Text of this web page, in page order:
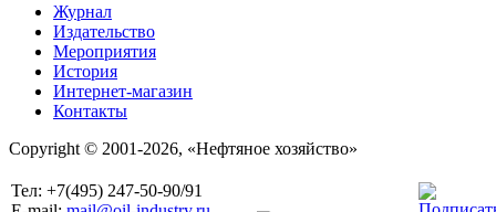
Журнал
Издательство
Мероприятия
История
Интернет-магазин
Контакты
Copyright © 2001-2026, «Нефтяное хозяйство»
Тел: +7(495) 247-50-90/91